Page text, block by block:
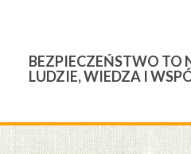
BEZPIECZEŃSTWO TO
LUDZIE, WIEDZA I